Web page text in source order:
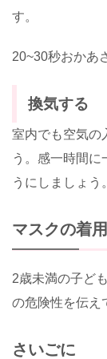
す。
20~30秒おかあ
換気する
室内でも空気の
う。感一時間に
うにしましょう。
マスクの着
2歳未満の子ど
の危険性を伝え
さいごに